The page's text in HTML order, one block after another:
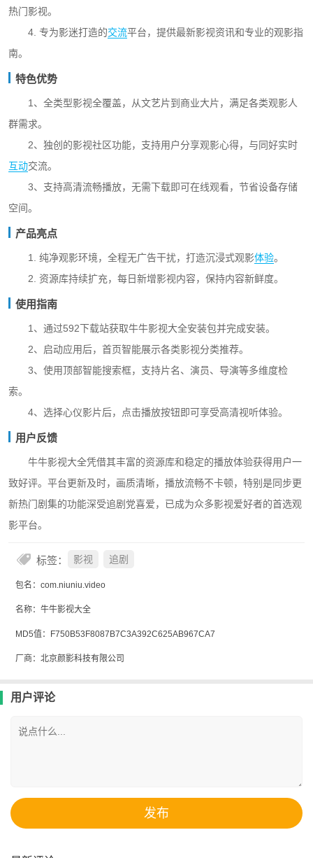
热门影视。
4. 专为影迷打造的交流平台，提供最新影视资讯和专业的观影指
南。
特色优势
1、全类型影视全覆盖，从文艺片到商业大片，满足各类观影人
群需求。
2、独创的影视社区功能，支持用户分享观影心得，与同好实时
互动交流。
3、支持高清流畅播放，无需下载即可在线观看，节省设备存储
空间。
产品亮点
1. 纯净观影环境，全程无广告干扰，打造沉浸式观影体验。
2. 资源库持续扩充，每日新增影视内容，保持内容新鲜度。
使用指南
1、通过592下载站获取牛牛影视大全安装包并完成安装。
2、启动应用后，首页智能展示各类影视分类推荐。
3、使用顶部智能搜索框，支持片名、演员、导演等多维度检
索。
4、选择心仪影片后，点击播放按钮即可享受高清视听体验。
用户反馈
牛牛影视大全凭借其丰富的资源库和稳定的播放体验获得用户一
致好评。平台更新及时，画质清晰，播放流畅不卡顿，特别是同步更
新热门剧集的功能深受追剧党喜爱，已成为众多影视爱好者的首选观
影平台。
标签： 影视 追剧
包名：com.niuniu.video
名称：牛牛影视大全
MD5值：F750B53F8087B7C3A392C625AB967CA7
厂商：北京颜影科技有限公司
用户评论